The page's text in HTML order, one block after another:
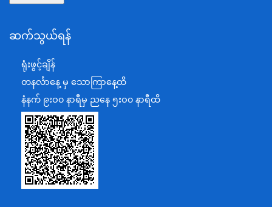
စီမံကိန်း၊ဘဏ္ဍာရေးနှင့်စက်မှုဝန်ကြီးဌာန
ရင်းနှီးမြှုပ်နှံမှုနှင့် နိုင်ငံခြားစီးပွားဆက်သွယ်ရေးဝန်ကြီးဌာန
အပြည်ပြည်ဆိုင်ရာပူးပေါင်းဆောင်ရွက်ရေးဝန်ကြီးဌာန
ပြန်ကြားရေးဝန်ကြီးဌာန
သာသနာရေးနှင့် ယဉ်ကျေးမှုဝန်ကြီးဌာန
စိုက်ပျိုးရေး၊မွေးမြူရေးနှင့်ဆည်မြောင်းဝန်ကြီးဌာန
ပို့ဆောင်ရေးနှင့်ဆက်သွယ်ရေးဝန်ကြီးဌာန
သယံဇာတနှင့်ပတ်ဝန်းကျင်ထိန်းသိမ်းရေးဝန်ကြီးဌာန
ဆက်သွယ်ရန်
ရုံးဖွင့်ချိန်
တနင်္လာနေ့ မှ သောကြာနေ့ထိ
နံနက် ၉းဝ၀ နာရီမှ ညနေ ၅းဝ၀ နာရီထိ